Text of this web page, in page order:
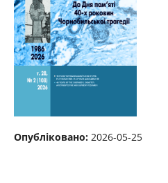
Опубліковано: 2026-05-25